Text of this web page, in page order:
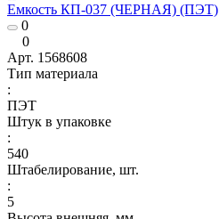
Емкость КП-037 (ЧЕРНАЯ) (ПЭТ)
0
0
Арт. 1568608
Тип материала
:
ПЭТ
Штук в упаковке
:
540
Штабелирование, шт.
:
5